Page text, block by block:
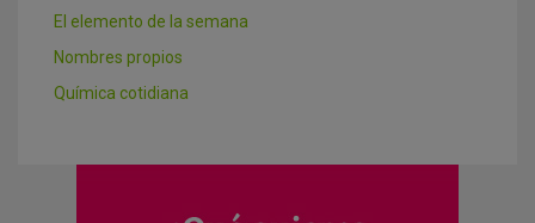
El elemento de la semana
Nombres propios
Química cotidiana